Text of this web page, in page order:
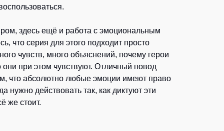
здесь ещё и работа с эмоциональным
что серия для этого подходит просто
чувств, много объяснений, почему герои
они при этом чувствуют. Отличный повод
что абсолютно любые эмоции имеют право
нужно действовать так, как диктуют эти
же стоит.